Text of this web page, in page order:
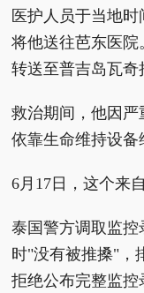
医护人员于当地
将他送往芭东医
转送至普吉岛瓦奇
救治期间，他因
依靠生命维持设备
6月17日，这个来
泰国警方调取监
时"没有被推搡"，
拒绝公布完整监